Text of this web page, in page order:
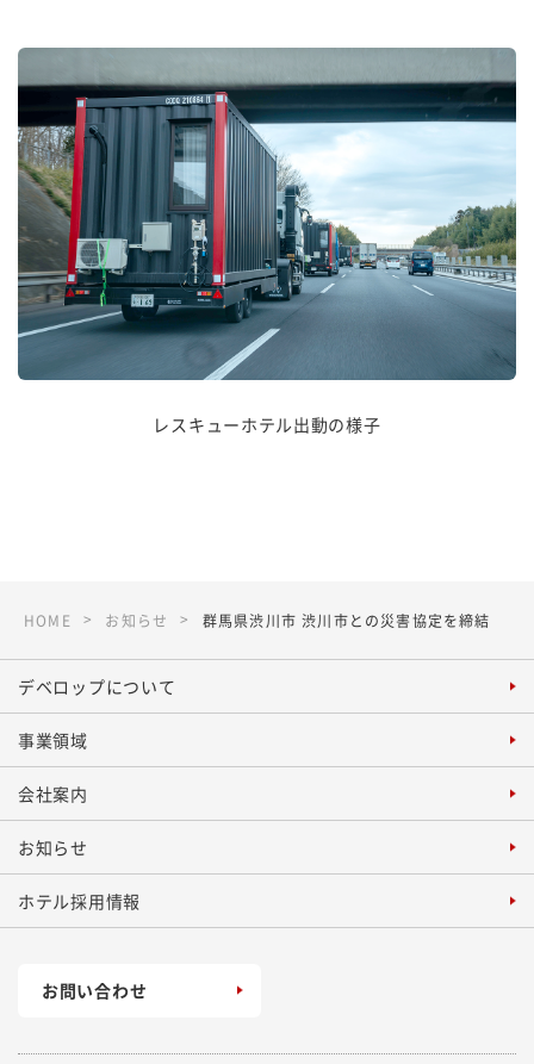
レスキューホテル出動の様子
HOME お知らせ 群馬県渋川市 渋川市との災害協定を締結
デベロップについて
事業領域
会社案内
お知らせ
ホテル採用情報
お問い合わせ